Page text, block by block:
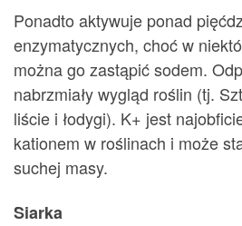
Ponadto aktywuje ponad
enzymatycznych, choć w
można go zastąpić sodem.
nabrzmiały wygląd roślin (tj.
liście i łodygi). K+ jest
kationem w roślinach i może
suchej masy.
Siarka